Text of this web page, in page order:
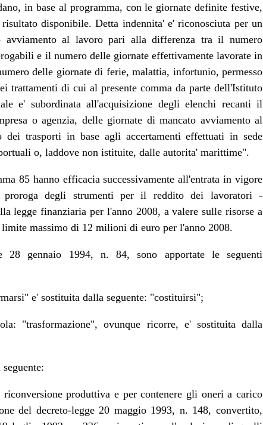
in base al programma, con le giornate definite festive,
disponibile. Detta indennita' e' riconosciuta per un
avviamento al lavoro pari alla differenza tra il numero
e il numero delle giornate effettivamente lavorate in
delle giornate di ferie, malattia, infortunio, permesso
trattamenti di cui al presente comma da parte dell'Istituto
e' subordinata all'acquisizione degli elenchi recanti il
o agenzia, delle giornate di mancato avviamento al
dei trasporti in base agli accertamenti effettuati in sede
o, laddove non istituite, dalle autorita' marittime".
85 hanno efficacia successivamente all'entrata in vigore
proroga degli strumenti per il reddito dei lavoratori -
legge finanziaria per l'anno 2008, a valere sulle risorse a
massimo di 12 milioni di euro per l'anno 2008.
gennaio 1994, n. 84, sono apportate le seguenti
e' sostituita dalla seguente: "costituirsi";
"trasformazione", ovunque ricorre, e' sostituita dalla
produttiva e per contenere gli oneri a carico
del decreto-legge 20 maggio 1993, n. 148, convertito,